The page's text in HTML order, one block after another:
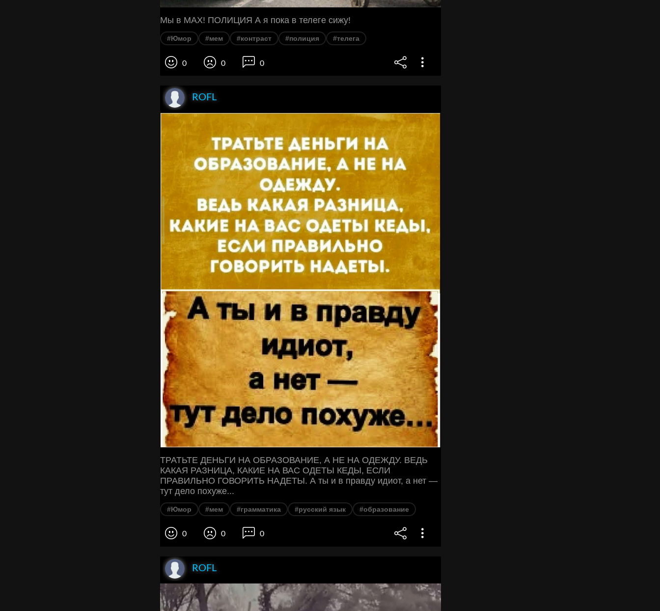
Мы в MAX! ПОЛИЦИЯ А я пока в телеге сижу!
#Юмор #мем #контраст #полиция #телега
0 0 0
ROFL
ТРАТЬТЕ ДЕНЬГИ НА ОБРАЗОВАНИЕ, А НЕ НА ОДЕЖДУ. ВЕДЬ
КАКАЯ РАЗНИЦА, КАКИЕ НА ВАС ОДЕТЫ КЕДЫ, ЕСЛИ
ПРАВИЛЬНО ГОВОРИТЬ НАДЕТЫ. А ты и в правду идиот, а нет —
тут дело похуже...
#Юмор #мем #грамматика #русский язык #образование
0 0 0
ROFL